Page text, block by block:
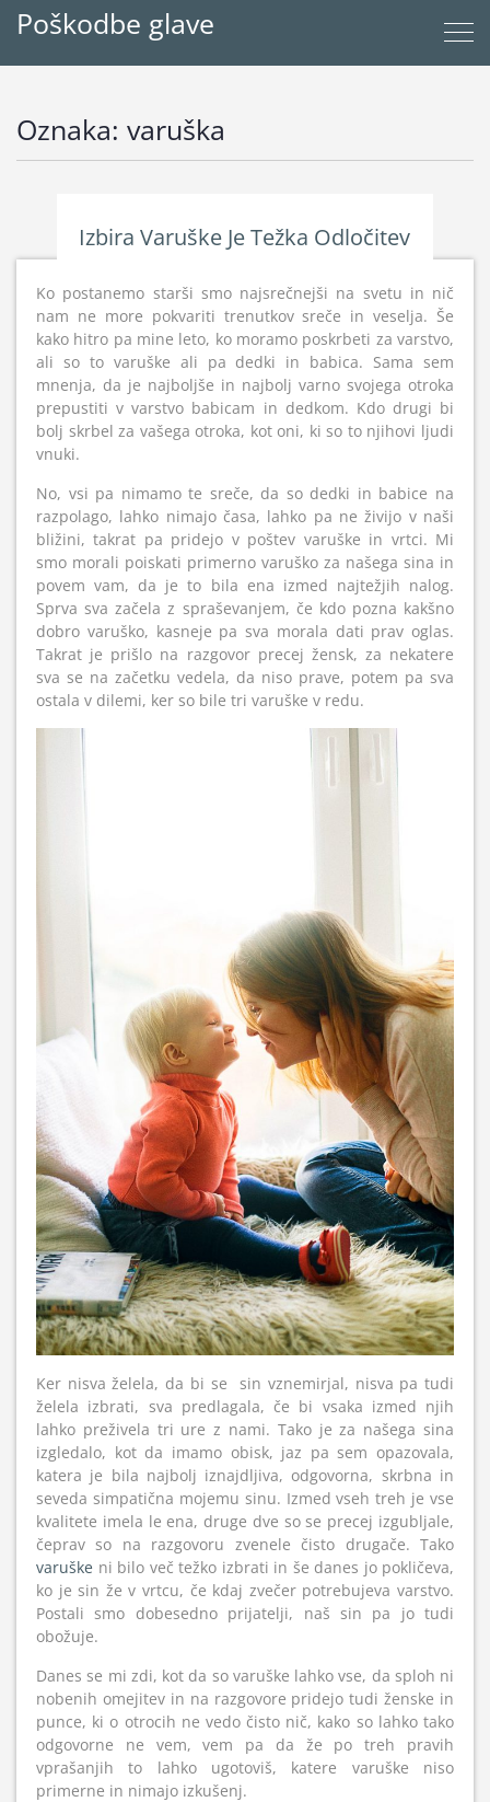
Poškodbe glave
Oznaka: varuška
Izbira Varuške Je Težka Odločitev
Ko postanemo starši smo najsrečnejši na svetu in nič
nam ne more pokvariti trenutkov sreče in veselja. Še
kako hitro pa mine leto, ko moramo poskrbeti za varstvo,
ali so to varuške ali pa dedki in babica. Sama sem
mnenja, da je najboljše in najbolj varno svojega otroka
prepustiti v varstvo babicam in dedkom. Kdo drugi bi
bolj skrbel za vašega otroka, kot oni, ki so to njihovi ljudi
vnuki.
No, vsi pa nimamo te sreče, da so dedki in babice na
razpolago, lahko nimajo časa, lahko pa ne živijo v naši
bližini, takrat pa pridejo v poštev varuške in vrtci. Mi
smo morali poiskati primerno varuško za našega sina in
povem vam, da je to bila ena izmed najtežjih nalog.
Sprva sva začela z spraševanjem, če kdo pozna kakšno
dobro varuško, kasneje pa sva morala dati prav oglas.
Takrat je prišlo na razgovor precej žensk, za nekatere
sva se na začetku vedela, da niso prave, potem pa sva
ostala v dilemi, ker so bile tri varuške v redu.
Ker nisva želela, da bi se sin vznemirjal, nisva pa tudi
želela izbrati, sva predlagala, če bi vsaka izmed njih
lahko preživela tri ure z nami. Tako je za našega sina
izgledalo, kot da imamo obisk, jaz pa sem opazovala,
katera je bila najbolj iznajdljiva, odgovorna, skrbna in
seveda simpatična mojemu sinu. Izmed vseh treh je vse
kvalitete imela le ena, druge dve so se precej izgubljale,
čeprav so na razgovoru zvenele čisto drugače. Tako
varuške ni bilo več težko izbrati in še danes jo pokličeva,
ko je sin že v vrtcu, če kdaj zvečer potrebujeva varstvo.
Postali smo dobesedno prijatelji, naš sin pa jo tudi
obožuje.
Danes se mi zdi, kot da so varuške lahko vse, da sploh ni
nobenih omejitev in na razgovore pridejo tudi ženske in
punce, ki o otrocih ne vedo čisto nič, kako so lahko tako
odgovorne ne vem, vem pa da že po treh pravih
vprašanjih to lahko ugotoviš, katere varuške niso
primerne in nimajo izkušenj.